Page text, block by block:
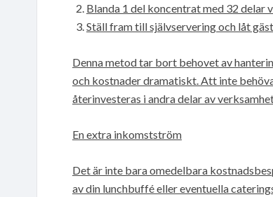
Blanda 1 del koncentrat med 32 delar
Ställ fram till självservering och låt
Denna metod tar bort behovet av
och kostnader dramatiskt. Att inte
återinvesteras i andra delar av
En extra inkomstström
Det är inte bara omedelbara
av din lunchbuffé eller eventuella